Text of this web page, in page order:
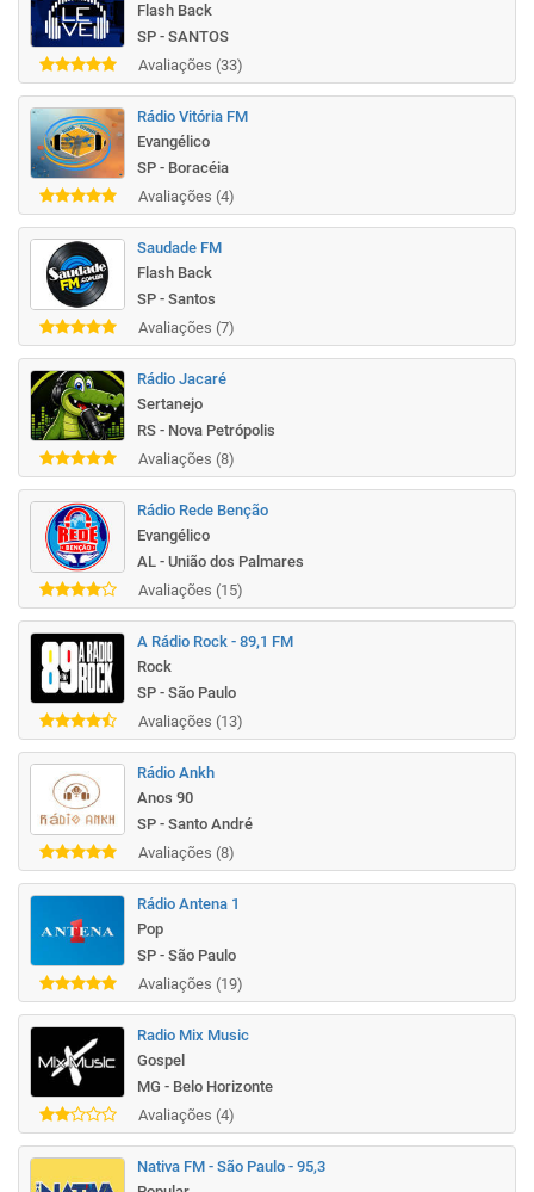
Flash Back
SP - SANTOS
Avaliações (33)
Rádio Vitória FM
Evangélico
SP - Boracéia
Avaliações (4)
Saudade FM
Flash Back
SP - Santos
Avaliações (7)
Rádio Jacaré
Sertanejo
RS - Nova Petrópolis
Avaliações (8)
Rádio Rede Benção
Evangélico
AL - União dos Palmares
Avaliações (15)
A Rádio Rock - 89,1 FM
Rock
SP - São Paulo
Avaliações (13)
Rádio Ankh
Anos 90
SP - Santo André
Avaliações (8)
Rádio Antena 1
Pop
SP - São Paulo
Avaliações (19)
Radio Mix Music
Gospel
MG - Belo Horizonte
Avaliações (4)
Nativa FM - São Paulo - 95,3